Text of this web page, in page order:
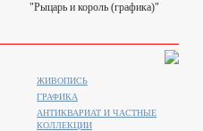
"Рыцарь и король (графика)"
ЖИВОПИСЬ
ГРАФИКА
АНТИКВАРИАТ И ЧАСТНЫЕ
КОЛЛЕКЦИИ